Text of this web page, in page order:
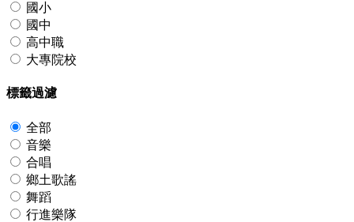
國小
國中
高中職
大專院校
標籤過濾
全部
音樂
合唱
鄉土歌謠
舞蹈
行進樂隊